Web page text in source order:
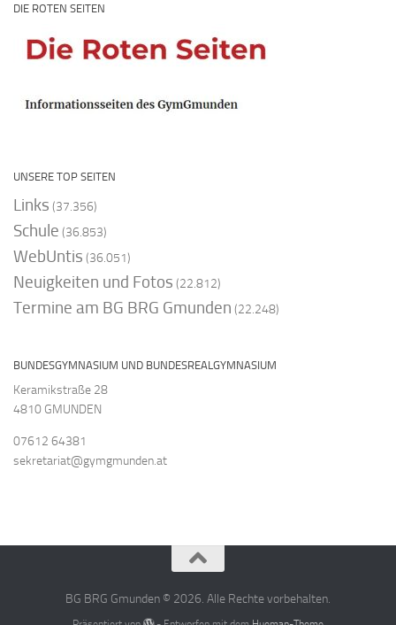
DIE ROTEN SEITEN
UNSERE TOP SEITEN
Links (37.356)
Schule (36.853)
WebUntis (36.051)
Neuigkeiten und Fotos (22.812)
Termine am BG BRG Gmunden (22.248)
BUNDESGYMNASIUM UND BUNDESREALGYMNASIUM
Keramikstraße 28
4810 GMUNDEN
07612 64381
sekretariat@gymgmunden.at
BG BRG Gmunden © 2026. Alle Rechte vorbehalten.